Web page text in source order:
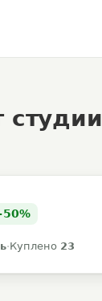
студии
·Куплено 23